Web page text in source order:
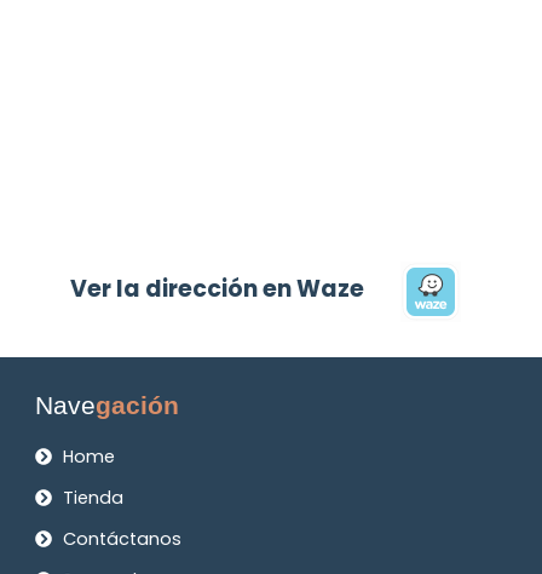
Ver la dirección en Waze
Navegación
Home
Tienda
Contáctanos